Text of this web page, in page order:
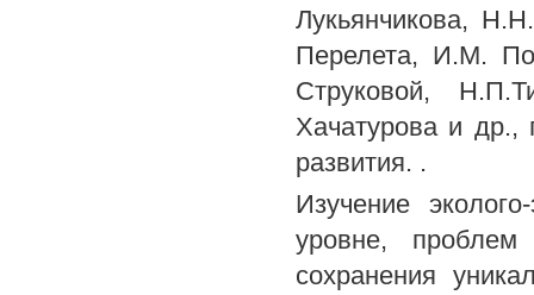
Лукьянчикова,
Перелета, И.М.
Струковой,
Хачатурова и др.,
развития. .
Изучение
уровне,
сохранения